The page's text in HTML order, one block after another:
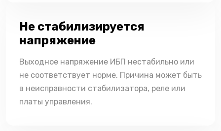
Не стабилизируется
напряжение
Выходное напряжение ИБП нестабильно или
не соответствует норме. Причина может быть
в неисправности стабилизатора, реле или
платы управления.